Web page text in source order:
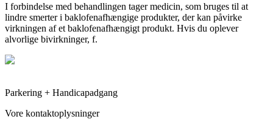
I forbindelse med behandlingen tager medicin, som bruges til at
lindre smerter i baklofenafhængige produkter, der kan påvirke
virkningen af et baklofenafhængigt produkt. Hvis du oplever
alvorlige bivirkninger, f.
Parkering + Handicapadgang
Vore kontaktoplysninger